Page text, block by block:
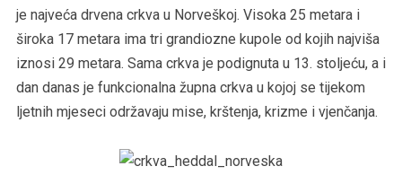
je najveća drvena crkva u Norveškoj. Visoka 25 metara i
široka 17 metara ima tri grandiozne kupole od kojih najviša
iznosi 29 metara. Sama crkva je podignuta u 13. stoljeću, a i
dan danas je funkcionalna župna crkva u kojoj se tijekom
ljetnih mjeseci održavaju mise, krštenja, krizme i vjenčanja.